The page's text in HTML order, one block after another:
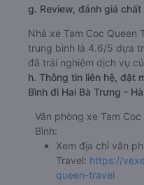
g. Review, đánh giá
Nhà xe Tam Coc Queen
trung bình là 4.6/5 dựa
đã trải nghiệm dịch vụ
h. Thông tin liên hệ, đặt
Bình đi Hai Bà Trưng -
Văn phòng xe Tam
Bình:
Xem địa chỉ văn
Travel: https://
queen-travel